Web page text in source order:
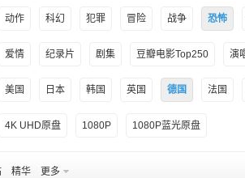
动作 科幻 犯罪 冒险 战争 恐怖
爱情 纪录片 剧集 豆瓣电影Top250 演
美国 日本 韩国 英国 德国 法国
4K UHD原盘 1080P 1080P蓝光原盘
精华 更多